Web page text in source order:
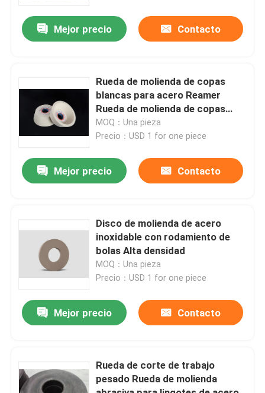
Los vídeos
Sobre nosotros
Control de calidad
Contacta con nosotros
Solicitar una cita
Abrasivos revestidos
Mejor precio Contacto
Rueda de molienda de copas
blancas para acero Reamer
Rueda de molienda de copas
disco
MOQ：Una pieza
Precio：USD 1 for one piece
Mejor precio Contacto
Disco de molienda de acero
inoxidable con rodamiento de
bolas Alta densidad
MOQ：Una pieza
Precio：USD 1 for one piece
Mejor precio Contacto
Rueda de corte de trabajo
pesado Rueda de molienda